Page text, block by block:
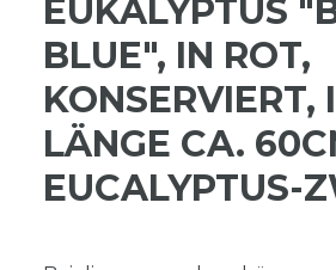
EUKALYPTUS
BLUE", IN ROT,
KONSERVIERT,
LÄNGE CA.
EUCALYPTUS-